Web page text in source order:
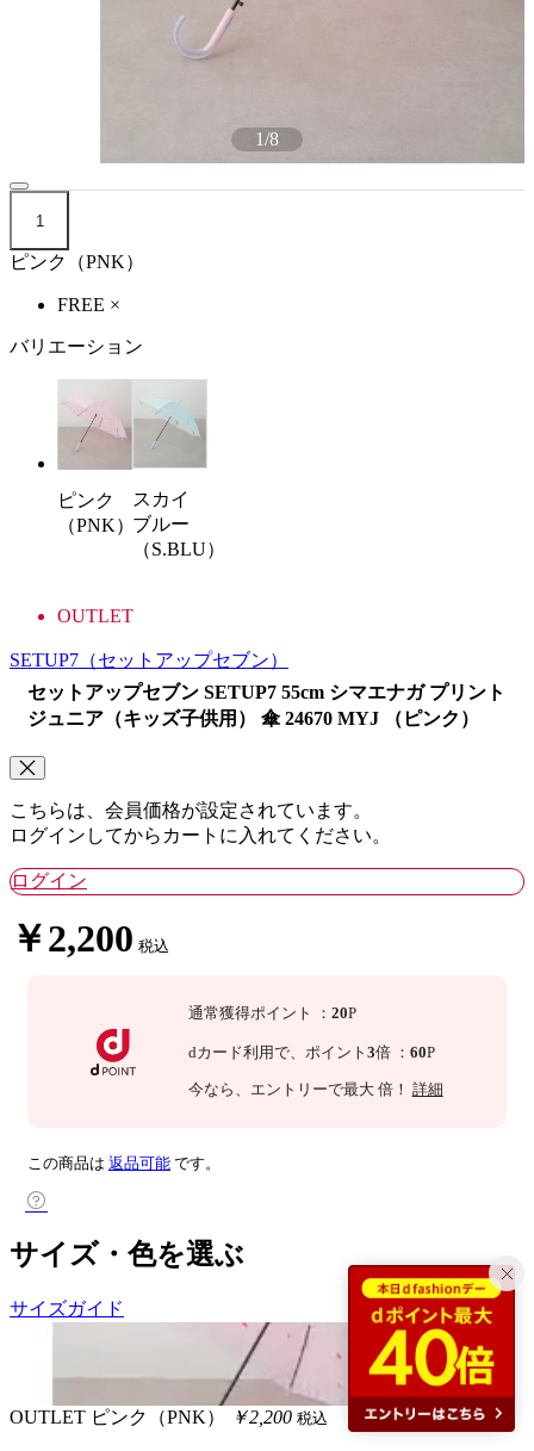
1/8
1
ピンク（PNK）
FREE ×
バリエーション
ピンク
（PNK）
スカイ
ブルー
（S.BLU）
OUTLET
SETUP7 （セットアップセブン）
セットアップセブン SETUP7 55cm シマエナガ プリント
ジュニア（キッズ子供用） 傘 24670 MYJ （ピンク）
こちらは、会員価格が設定されています。
ログインしてからカートに入れてください。
ログイン
￥2,200 税込
通常獲得ポイント ： 20P
dカード利用で、 ポイント 3倍 ： 60P
今なら 、エントリーで最大 倍！ 詳細
この商品は 返品可能 です。
サイズ・色を選ぶ
サイズガイド
OUTLET ピンク（PNK） ￥2,200 税込